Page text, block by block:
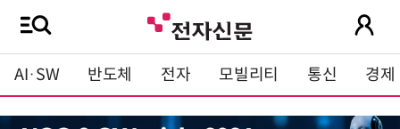
AI·SW 반도체 전자 모빌리티 통신 경제